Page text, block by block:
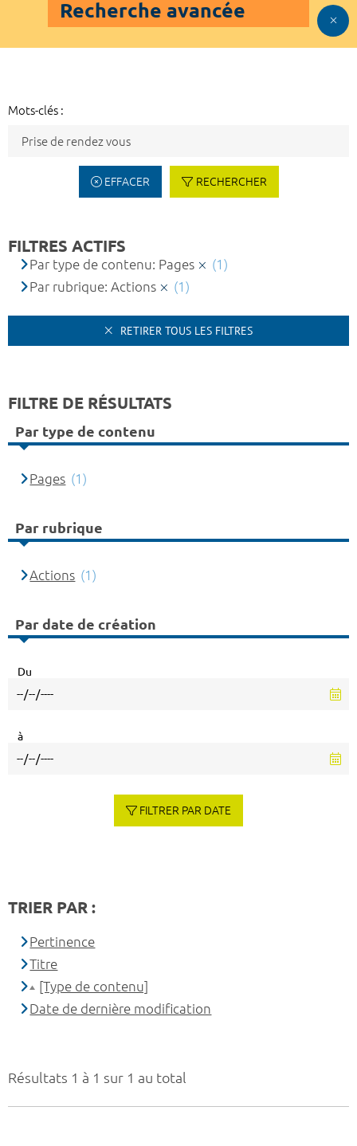
Recherche avancée
Mots-clés :
EFFACER RECHERCHER
Résultats 1 à 1 sur 1 au total
FILTRES ACTIFS
Par type de contenu: Pages
(1)
Par rubrique: Actions
(1)
RETIRER TOUS LES FILTRES
FILTRE DE RÉSULTATS
Par type de contenu
Pages (1)
Par rubrique
Actions (1)
Par date de création
Du
à
FILTRER PAR DATE
TRIER PAR :
Pertinence
Titre
[Type de contenu]
Date de dernière modification